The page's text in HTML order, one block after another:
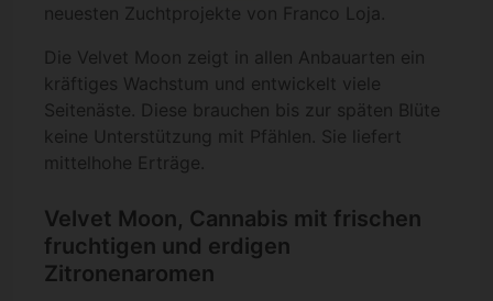
neuesten Zuchtprojekte von Franco Loja.
Die Velvet Moon zeigt in allen Anbauarten ein
kräftiges Wachstum und entwickelt viele
Seitenäste. Diese brauchen bis zur späten Blüte
keine Unterstützung mit Pfählen. Sie liefert
mittelhohe Erträge.
Velvet Moon, Cannabis mit frischen
fruchtigen und erdigen
Zitronenaromen